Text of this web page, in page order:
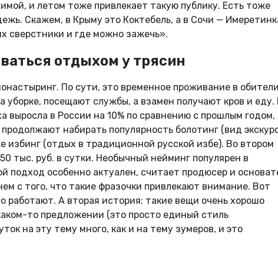
и летом тоже привлекает такую публику. Есть тоже
Скажем, в Крыму это Коктебель, а в Сочи —
сверстники и где можно зажечь».
отдыхом у трясин
По сути, это временное проживание в
уборке, посещают службы, а взамен получают кров и еду.
выросла в России на 10% по сравнению с прошлым годом,
набирать популярность болотинг (вид
(отдых в традиционной русской избе). Во втором
тыс. руб. в сутки. Необычный нейминг популярен в
подход особенно актуален, считает продюсер и
с того, что такие фразочки привлекают внимание. Вот
А вторая история: такие вещи очень хорошо
то предложении (это просто единый стиль
на эту тему много, как и на тему зумеров, и это